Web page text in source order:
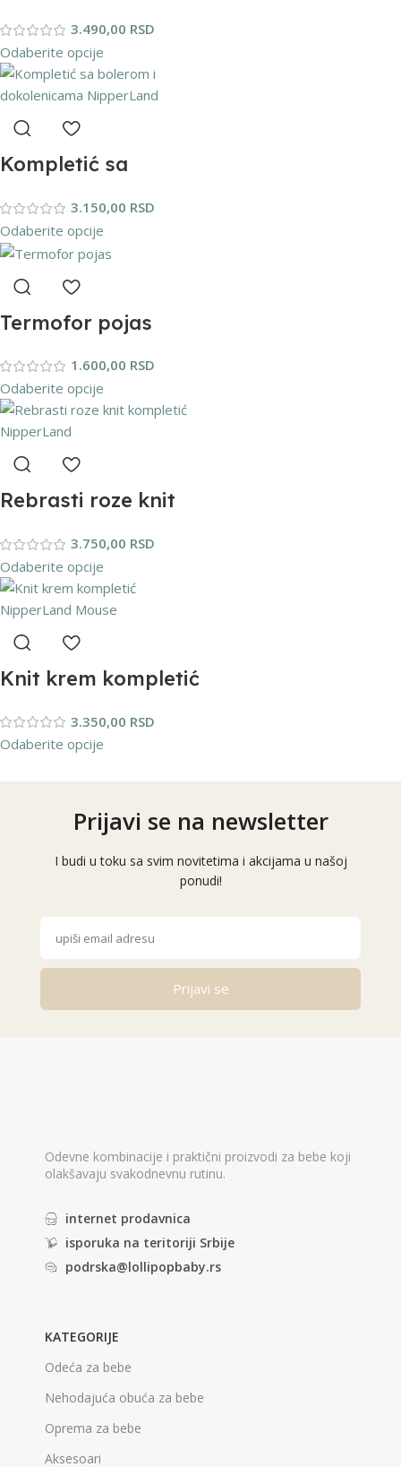
3.490,00 RSD
Odaberite opcije
Kompletić sa
dokolenicama
NipperLand
3.150,00 RSD
Odaberite opcije
Termofor pojas
1.600,00 RSD
Odaberite opcije
Rebrasti roze knit
NipperLand
3.750,00 RSD
Odaberite opcije
Knit krem kompletić
3.350,00 RSD
Odaberite opcije
Prijavi se na newsletter
I budi u toku sa svim novitetima i akcijama u našoj
ponudi!
Prijavi se
Odevne kombinacije i praktični proizvodi za bebe koji
olakšavaju svakodnevnu rutinu.
internet prodavnica
isporuka na teritoriji Srbije
podrska@lollipopbaby.rs
KATEGORIJE
Odeća za bebe
Nehodajuća obuća za bebe
Oprema za bebe
Aksesoari